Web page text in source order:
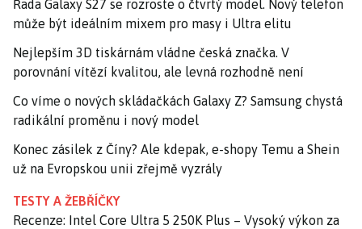
Řada Galaxy S27 se rozroste o čtvrtý model. Nový telefon
může být ideálním mixem pro masy i Ultra elitu
Nejlepším 3D tiskárnám vládne česká značka. V
porovnání vítězí kvalitou, ale levná rozhodně není
Co víme o nových skládačkách Galaxy Z? Samsung chystá
radikální proměnu i nový model
Konec zásilek z Číny? Ale kdepak, e-shopy Temu a Shein
už na Evropskou unii zřejmě vyzrály
TESTY A ŽEBŘÍČKY
Recenze: Intel Core Ultra 5 250K Plus – Vysoký výkon za